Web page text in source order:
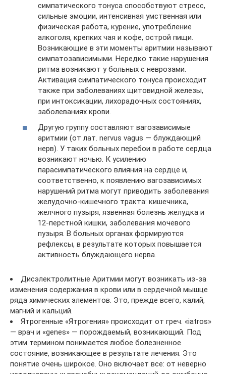
симпатического тонуса способствуют стресс,
сильные эмоции, интенсивная умственная или
физическая работа, курение, употребление
алкоголя, крепких чая и кофе, острой пищи.
Возникающие в эти моменты аритмии называют
симпатозависимыми. Нередко такие нарушения
ритма возникают у больных с неврозами.
Активация симпатического тонуса происходит
также при заболеваниях щитовидной железы,
при интоксикации, лихорадочных состояниях,
заболеваниях крови.
Другую группу составляют вагозависимые
аритмии (от лат. nervus vagus — блуждающий
нерв). У таких больных перебои в работе сердца
возникают ночью. К усилению
парасимпатического влияния на сердце и,
соответственно, к появлению вагозависимых
нарушений ритма могут приводить заболевания
желудочно-кишечного тракта: кишечника,
желчного пузыря, язвенная болезнь желудка и
12-перстной кишки, заболевания мочевого
пузыря. В больных органах формируются
рефлексы, в результате которых повышается
активность блуждающего нерва.
Дисэлектролитные Аритмии могут возникать из-за
изменения содержания в крови или в сердечной мышце
ряда химических элементов. Это, прежде всего, калий,
магний и кальций.
Ятрогенные «Ятрогения» происходит от греч. «iatros»
— врач и «genes» — порождаемый, возникающий. Под
этим термином понимается любое болезненное
состояние, возникающее в результате лечения. Это
понятие очень широкое. Оно включает все: от неверно